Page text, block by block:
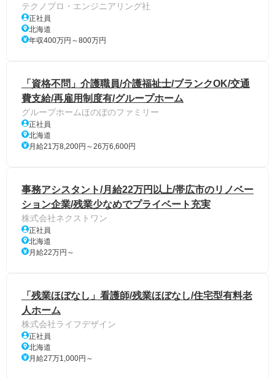
テクノプロ・エンジニアリング社
正社員
北海道
年収400万円～800万円
「資格不問」介護職員/介護福祉士/ブランクOK/交通
費支給/再雇用制度有/グループホーム
グループホームほのぼのファミリー
正社員
北海道
月給21万8,200円～26万6,600円
事務アシスタント/月給22万円以上/帯広市のリノベー
ション企業/残業少なめでプライベート充実
株式会社ネクストワン
正社員
北海道
月給22万円～
「残業ほぼなし」看護師/残業ほぼなし/住宅型有料老
人ホーム
株式会社ライフデザイン
正社員
北海道
月給27万1,000円～